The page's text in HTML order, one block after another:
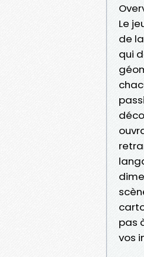
Le
de
qui
pas
vos